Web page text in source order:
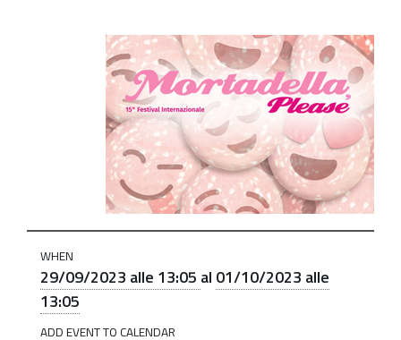
https://old.comune.zolapredosa.bo.it/events/
della
Mortadella
2023-
WHEN
29/09/2023 alle 13:05 al 01/10/2023 alle
13:05
ADD EVENT TO CALENDAR